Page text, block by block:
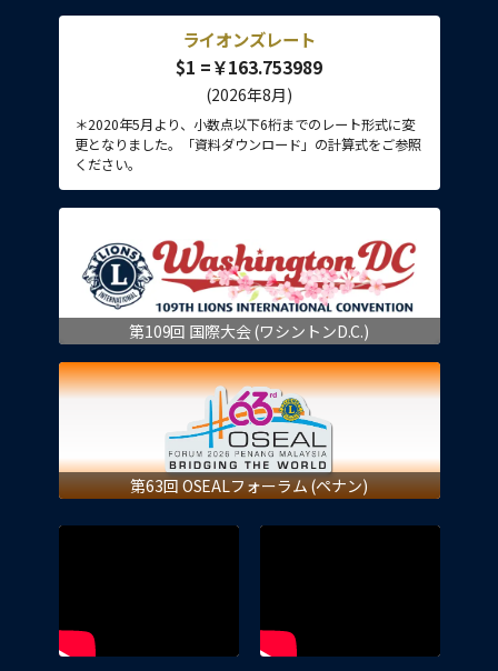
ライオンズレート
$1 =￥163.753989
(2026年8月)
＊2020年5月より、小数点以下6桁までのレート形式に変
更となりました。「資料ダウンロード」の計算式をご参照
ください。
第109回 国際大会 (ワシントンD.C.)
第63回 OSEALフォーラム (ペナン)